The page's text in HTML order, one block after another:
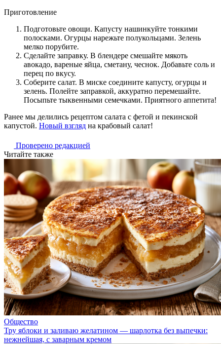
Приготовление
Подготовьте овощи. Капусту нашинкуйте тонкими
полосками. Огурцы нарежьте полукольцами. Зелень
мелко порубите.
Сделайте заправку. В блендере смешайте мякоть
авокадо, вареные яйца, сметану, чеснок. Добавьте соль и
перец по вкусу.
Соберите салат. В миске соедините капусту, огурцы и
зелень. Полейте заправкой, аккуратно перемешайте.
Посыпьте тыквенными семечками. Приятного аппетита!
Ранее мы делились рецептом салата с фетой и пекинской
капустой. Новый взгляд на крабовый салат!
Проверено редакцией
Читайте также
Общество
Тру яблоки и заливаю желатином — шарлотка без выпечки:
нежнейшая, с заварным кремом